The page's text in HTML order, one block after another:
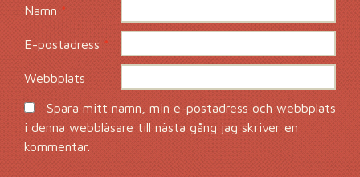
Namn*
E-postadress *
Webbplats
Spara mitt namn, min e-postadress och webbplats
i denna webbläsare till nästa gång jag skriver en
kommentar.